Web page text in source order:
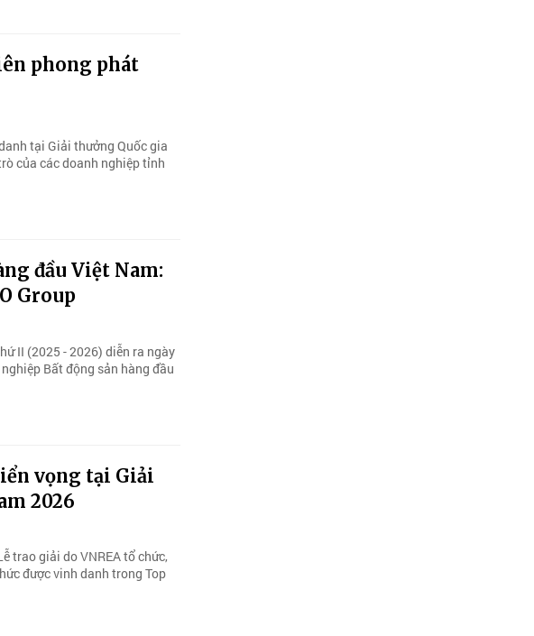
phong phát
tại Giải thưởng Quốc gia
của các doanh nghiệp tỉnh
đầu Việt Nam:
Group
II (2025 - 2026) diễn ra ngày
Bất động sản hàng đầu
vọng tại Giải
2026
trao giải do VNREA tổ chức,
được vinh danh trong Top